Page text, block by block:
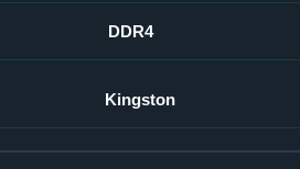
DDR4
Kingston